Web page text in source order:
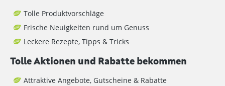
Tolle Produktvorschläge
Frische Neuigkeiten rund um Genuss
Leckere Rezepte, Tipps & Tricks
Tolle Aktionen und Rabatte bekommen
Attraktive Angebote, Gutscheine & Rabatte